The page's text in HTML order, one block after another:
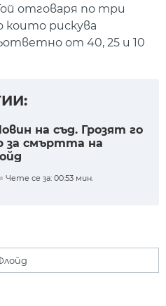
отговаря по три
които рискува
от 40, 25 и 10
на съд. Грозят го
за смъртта на
Чете се за: 00:53 мин.